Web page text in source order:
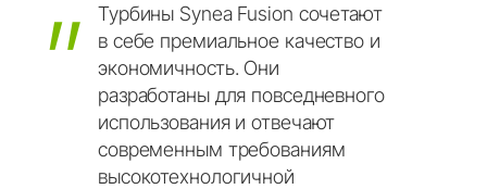
Турбины Synea Fusion сочетают
в себе премиальное качество и
экономичность. Они
разработаны для повседневного
использования и отвечают
современным требованиям
высокотехнологичной